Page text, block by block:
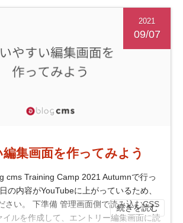
2021
09/07
集画面を作ってみよう
cms Training Camp 2021 Autumnで行っ
の内容がYouTubeに上がっているため、
さい。 下準備 管理画面側で読み込むCSS
イルを作成して、エントリー編集画面に読
続きを読む